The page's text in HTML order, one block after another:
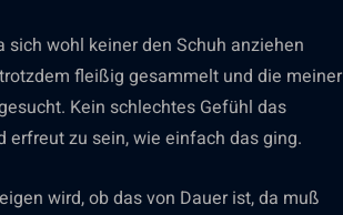
wohl keiner den Schuh anziehen
fleißig gesammelt und die meiner
Kein schlechtes Gefühl das
zu sein, wie einfach das ging.
wird, ob das von Dauer ist, da muß